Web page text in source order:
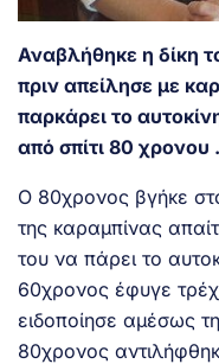
Αναβλήθηκε η δίκη
πριν απείλησε με
παρκάρει το
από σπίτι 80 χρονου .
Ο 80χρονος βγήκε
της καραμπίνας
του να πάρει το
60χρονος έφυγε
ειδοποίησε αμέσως
80χρονος